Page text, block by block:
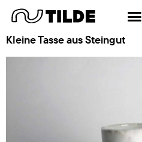
Schlagwort:Brunch
Kleine Tasse aus Steingut